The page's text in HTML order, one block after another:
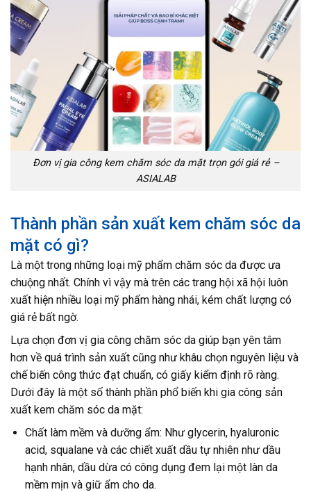
Đơn vị gia công kem chăm sóc da mặt trọn gói giá rẻ –
ASIALAB
Thành phần sản xuất kem chăm sóc da
mặt có gì?
Là một trong những loại mỹ phẩm chăm sóc da được ưa
chuộng nhất. Chính vì vậy mà trên các trang hội xã hội luôn
xuất hiện nhiều loại mỹ phẩm hàng nhái, kém chất lượng có
giá rẻ bất ngờ.
Lựa chọn đơn vị gia công chăm sóc da giúp bạn yên tâm
hơn về quá trình sản xuất cũng như khâu chọn nguyên liệu và
chế biến công thức đạt chuẩn, có giấy kiểm định rõ ràng.
Dưới đây là một số thành phần phổ biến khi gia công sản
xuất kem chăm sóc da mặt:
Chất làm mềm và dưỡng ẩm: Như glycerin, hyaluronic
acid, squalane và các chiết xuất dầu tự nhiên như dầu
hạnh nhân, dầu dừa có công dụng đem lại một làn da
mềm mịn và giữ ẩm cho da.